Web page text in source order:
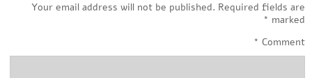
Your email address will not be published. Required fields are
marked
*
Comment
*